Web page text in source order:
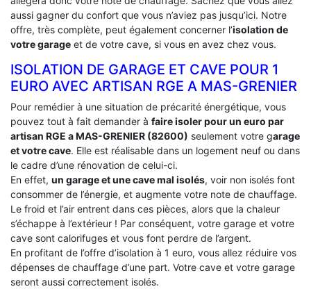
aussi gagner du confort que vous n’aviez pas jusqu’ici. Notre
offre, très complète, peut également concerner l’isolation de
votre garage et de votre cave, si vous en avez chez vous.
ISOLATION DE GARAGE ET CAVE POUR 1
EURO AVEC ARTISAN RGE A MAS-GRENIER
Pour remédier à une situation de précarité énergétique, vous
pouvez tout à fait demander à faire isoler pour un euro par
artisan RGE a MAS-GRENIER (82600) seulement votre garage
et votre cave. Elle est réalisable dans un logement neuf ou dans
le cadre d’une rénovation de celui-ci.
En effet, un garage et une cave mal isolés, voir non isolés font
consommer de l’énergie, et augmente votre note de chauffage.
Le froid et l’air entrent dans ces pièces, alors que la chaleur
s’échappe à l’extérieur ! Par conséquent, votre garage et votre
cave sont calorifuges et vous font perdre de l’argent.
En profitant de l’offre d’isolation à 1 euro, vous allez réduire vos
dépenses de chauffage d’une part. Votre cave et votre garage
seront aussi correctement isolés.